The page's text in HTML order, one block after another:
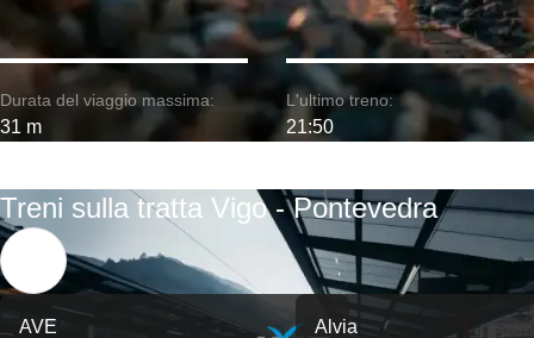
Durata del viaggio massima:
31 m
L'ultimo treno:
21:50
Treni sulla tratta Vigo - Pontevedra
AVE Alvia